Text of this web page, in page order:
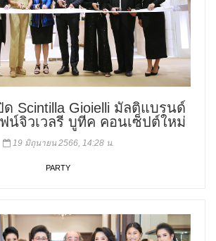
ด Scintilla Gioielli มัลติแบรนด์
น์จิวเวลรี บูทีค คอนเซ็ปต์ใหม่
19 มิถุนายน 2566, 14:28 น.
PARTY